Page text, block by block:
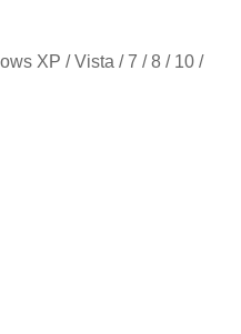
XP / Vista / 7 / 8 / 10 /